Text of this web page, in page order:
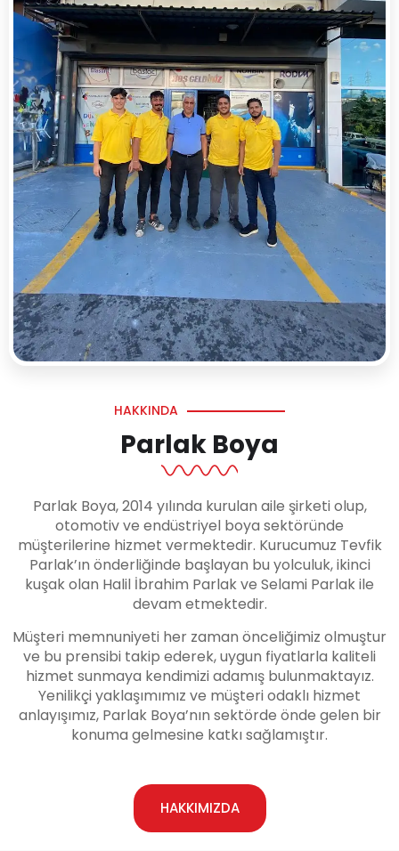
HAKKINDA
Parlak Boya
Parlak Boya, 2014 yılında kurulan aile şirketi olup,
otomotiv ve endüstriyel boya sektöründe
müşterilerine hizmet vermektedir. Kurucumuz Tevfik
Parlak’ın önderliğinde başlayan bu yolculuk, ikinci
kuşak olan Halil İbrahim Parlak ve Selami Parlak ile
devam etmektedir.
Müşteri memnuniyeti her zaman önceliğimiz olmuştur
ve bu prensibi takip ederek, uygun fiyatlarla kaliteli
hizmet sunmaya kendimizi adamış bulunmaktayız.
Yenilikçi yaklaşımımız ve müşteri odaklı hizmet
anlayışımız, Parlak Boya’nın sektörde önde gelen bir
konuma gelmesine katkı sağlamıştır.
HAKKIMIZDA